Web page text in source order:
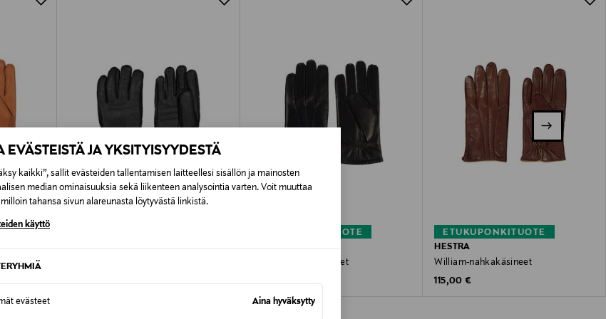
EVÄSTEISTÄ JA YKSITYISYYDESTÄ
kaikki”, sallit evästeiden tallentamisen laitteellesi sisällön ja mainosten
median ominaisuuksia sekä liikenteen analysointia varten. Voit muuttaa
tahansa sivun alareunasta löytyvästä linkistä.
käyttö
evästeet Aina hyväksytty
alk. 99,90 €
ETUKUPONKITUOTE
Edward-nahkakäsineet
115,00 €
ETUKUPONKITUOTE
HESTRA
William-nahkakäsineet
Original Price
115,00 €